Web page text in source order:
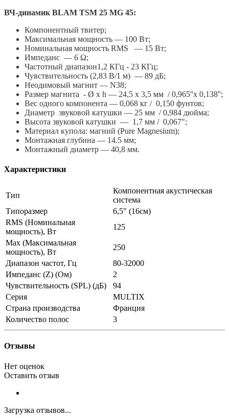
ВЧ-динамик BLAM TSM 25 MG 45:
Компонентный твитер;
Максимальная мощность — 100 Вт;
Номинальная мощность RMS — 15 Вт;
Импеданс — 6 Ω;
Частотный диапазон1,2 КГц - 23 КГц;
Чувствительность (2,83 В/1 м) — 89 дБ;
Неодимовый магнит — N38;
Размер магнита - Ø x h — 24,5 x 3,5 мм / 0,965''x 0,138'';
Вес одного компонента — 0,068 кг / 0,150 фунтов;
Диаметр звуковой катушки — 25 мм / 0,984 дюйма;
Высота звуковой катушки — 1,7 мм / 0,067";
Материал купола: магний (Pure Magnesium);
Монтажная глубина — 14.5 мм;
Монтажный диаметр — 40,8 мм.
Характеристики
Тип
Компонентная акустическая
система
Типоразмер
6,5" (16см)
RMS (Номинальная
мощность), Вт
125
Max (Максимальная
мощность), Вт
250
Диапазон частот, Гц
80-32000
Импеданс (Z) (Ом)
2
Чувствительность (SPL) (дБ)
94
Серия
MULTIX
Страна производства
Франция
Количество полос
3
Отзывы
Нет оценок
Оставить отзыв
Загрузка отзывов...